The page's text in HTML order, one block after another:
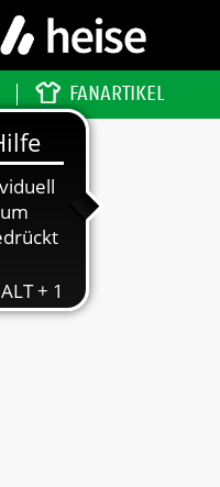
FANARTIKEL